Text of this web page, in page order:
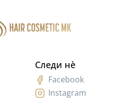
Следи нè
Facebook
Instagram